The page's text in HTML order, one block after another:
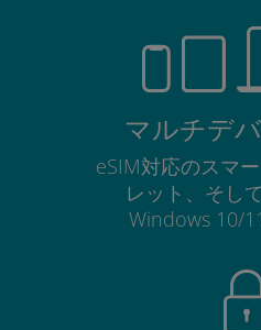
マルチデ
eSIM対応のスマ
レット、そし
Windows 10/